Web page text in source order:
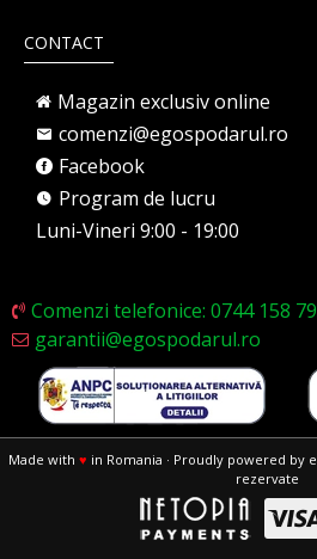
CONTACT
Magazin exclusiv online
comenzi@egospodarul.ro
Facebook
Program de lucru
Luni-Vineri 9:00 - 19:00
Comenzi telefonice: 0744 158
garantii@egospodarul.ro
Made with ♥ in Romania · Proudly powered by
rezervate